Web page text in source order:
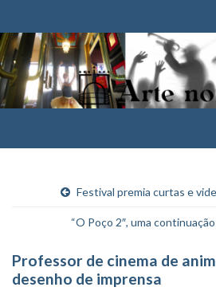
Search for:
Festival premia curtas e
“O Poço 2″, uma
Professor de cinema de
desenho de imprensa